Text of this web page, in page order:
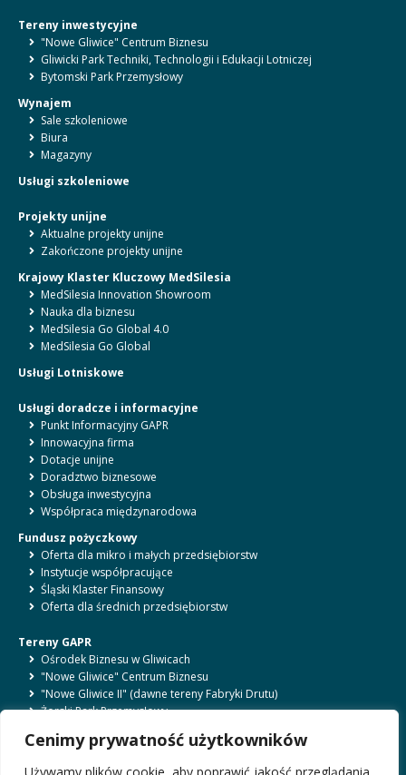
Cenimy prywatność użytkowników
Tereny inwestycyjne
"Nowe Gliwice" Centrum Biznesu
Gliwicki Park Techniki, Technologii i Edukacji Lotniczej
Bytomski Park Przemysłowy
Wynajem
Sale szkoleniowe
Biura
Magazyny
Usługi szkoleniowe
Projekty unijne
Aktualne projekty unijne
Zakończone projekty unijne
Krajowy Klaster Kluczowy MedSilesia
MedSilesia Innovation Showroom
Nauka dla biznesu
MedSilesia Go Global 4.0
MedSilesia Go Global
Usługi Lotniskowe
Usługi doradcze i informacyjne
Punkt Informacyjny GAPR
Innowacyjna firma
Dotacje unijne
Doradztwo biznesowe
Obsługa inwestycyjna
Współpraca międzynarodowa
Fundusz pożyczkowy
Oferta dla mikro i małych przedsiębiorstw
Instytucje współpracujące
Śląski Klaster Finansowy
Oferta dla średnich przedsiębiorstw
Tereny GAPR
Ośrodek Biznesu w Gliwicach
"Nowe Gliwice" Centrum Biznesu
"Nowe Gliwice II" (dawne tereny Fabryki Drutu)
Żorski Park Przemysłowy
Ośrodek Biznesu w Rybniku